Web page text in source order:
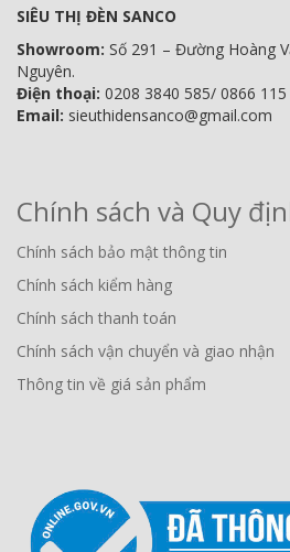
SIÊU THỊ ĐÈN SANCO
Showroom: Số 291 – Đường Hoàng
Nguyên.
Điện thoại: 0208 3840 585/ 0866 115
Email: sieuthidensanco@gmail.com
Chính sách và Quy
Chính sách bảo mật thông tin
Chính sách kiểm hàng
Chính sách thanh toán
Chính sách vận chuyển và giao nhận
Thông tin về giá sản phẩm